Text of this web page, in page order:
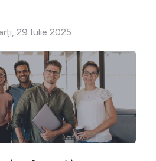
29 Iulie 2025